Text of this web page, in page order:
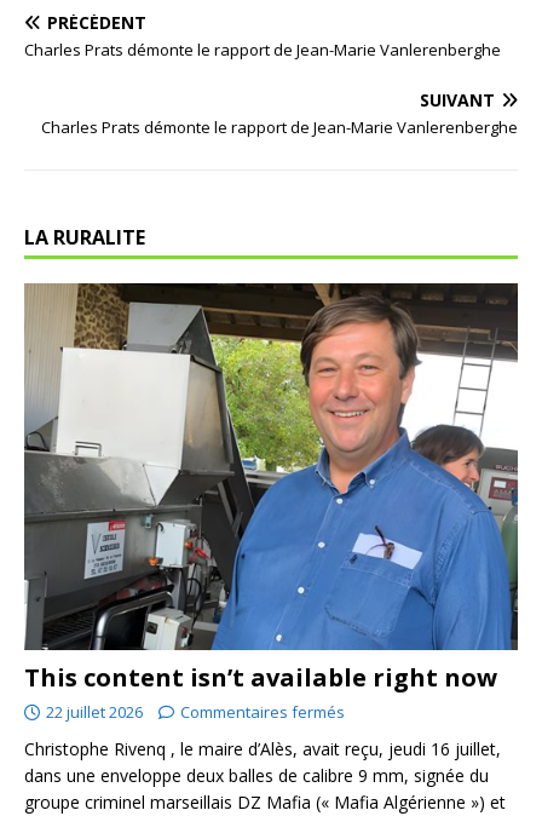
PRÉCÉDENT
Charles Prats démonte le rapport de Jean-Marie Vanlerenberghe
SUIVANT
Charles Prats démonte le rapport de Jean-Marie Vanlerenberghe
LA RURALITE
This content isn’t available right now
22 juillet 2026 Commentaires fermés
Christophe Rivenq , le maire d’Alès, avait reçu, jeudi 16 juillet,
dans une enveloppe deux balles de calibre 9 mm, signée du
groupe criminel marseillais DZ Mafia (« Mafia Algérienne ») et